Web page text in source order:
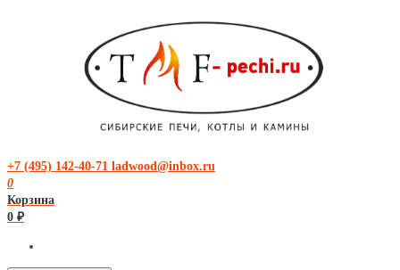
+7 (495) 142-40-71 ladwood@inbox.ru
0
Корзина
0 ₽